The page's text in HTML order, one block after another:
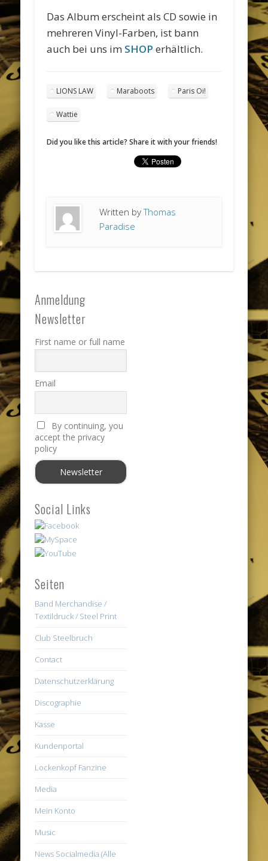
Das Album erscheint als CD sowie in
mehreren Vinyl-Farben, ist bann
auch bei uns im SHOP erhältlich.
LIONS LAW Maraboots Paris Oi!
Wattie
Did you like this article? Share it with your friends!
Written byThomas
Paradise
Anmeldung
Newsletter
First name or full name
Email
By continuing, you
accept the privacy
policy
Social Links
Seiten
Band Merchandise /
Textildruck / Steel Print
Club Steelbruch
Contact
Datenschutzerklärung
Discographie
Kasse
Kundenportal
Lockenkopf Fanzine
Media
Mein Konto
Music
News Socialmedia (Alle